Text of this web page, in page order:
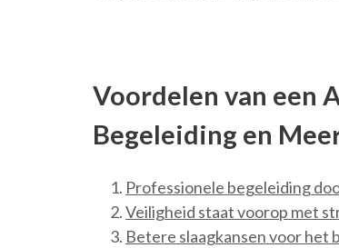
Voordelen van een
Begeleiding en
Professionele begeleiding
Veiligheid staat voorop met
Betere slaagkansen voor het